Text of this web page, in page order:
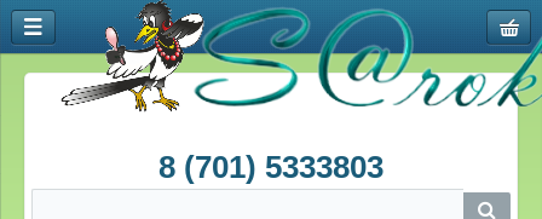
8 (701) 5333803